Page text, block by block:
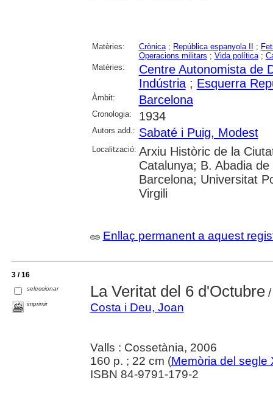
Matèries: Crònica; República espanyola II ;
Operacions militars ; Vida política;
Matèries:
Centre Autonomista de
Indústria; Esquerra
Àmbit: Barcelona
Cronologia: 1934
Autors add.: Sabaté i Puig, Modest
Localització: Arxiu Històric de la
Catalunya; B. Abadia
Barcelona; Universitat
Virgili
Enllaç permanent a aquest
3 / 16
seleccionar
imprimir
La Veritat del 6 d'Octubre/
Costa i Deu, Joan
Valls : Cossetània, 2006
160 p. ; 22 cm (Memòria del segle
ISBN 84-9791-179-2